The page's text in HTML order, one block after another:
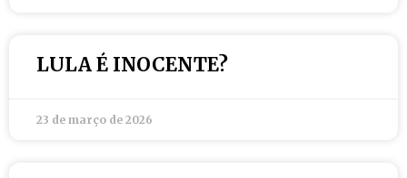
LULA É INOCENTE?
23 de março de 2026